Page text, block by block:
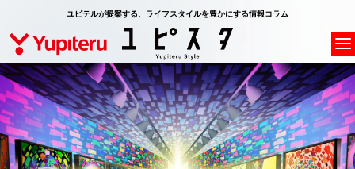
ユピテルが提案する、ライフスタイルを豊かにする情報コラム